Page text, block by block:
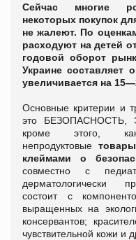
Сейчас многие
некоторых покупок
не жалеют. По
расходуют на детей
годовой оборот
Украине составляет
увеличивается на
Основные критерии и
это
кроме этого,
непродуктовые
клеймами о
совместно с
дерматологически
состоит с
выращенных на
консервантов;
чувствительной кожи и